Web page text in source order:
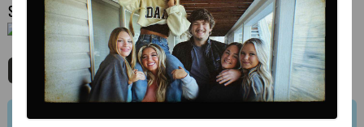
SERIE · ANIMATIESERIE · 2 SEIZOENEN
1 JANUARI 1970 01:00 - 01:00
MIJNGIDS AGENDA DELEN